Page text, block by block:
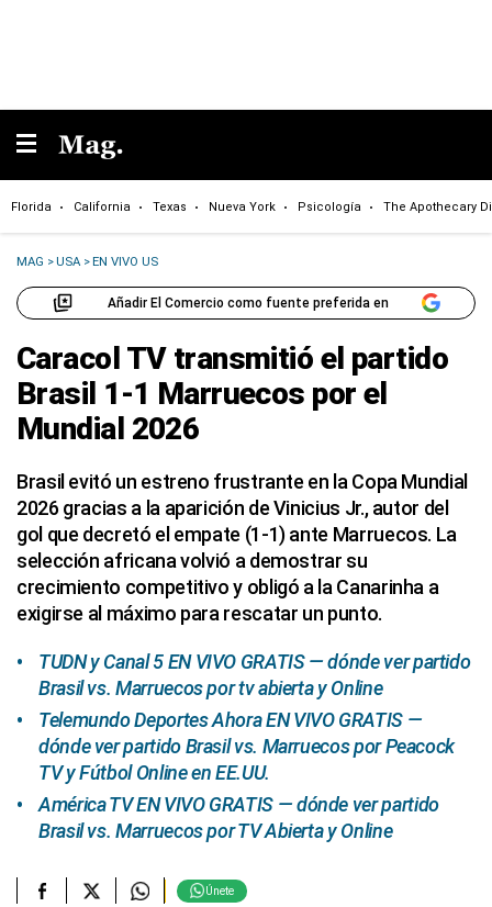
Florida California Texas Nueva York Psicología The Apothecary
MAG >USA >EN VIVO US
Añadir El Comercio como fuente preferida en
Caracol TV transmitió el partido
Brasil 1-1 Marruecos por el
Mundial 2026
Brasil evitó un estreno frustrante en la Copa Mundial
2026 gracias a la aparición de Vinicius Jr., autor del
gol que decretó el empate (1-1) ante Marruecos. La
selección africana volvió a demostrar su
crecimiento competitivo y obligó a la Canarinha a
exigirse al máximo para rescatar un punto.
TUDN y Canal 5 EN VIVO GRATIS — dónde ver partido
Brasil vs. Marruecos por tv abierta y Online
Telemundo Deportes Ahora EN VIVO GRATIS —
dónde ver partido Brasil vs. Marruecos por Peacock
TV y Fútbol Online en EE.UU.
América TV EN VIVO GRATIS — dónde ver partido
Brasil vs. Marruecos por TV Abierta y Online
Únete